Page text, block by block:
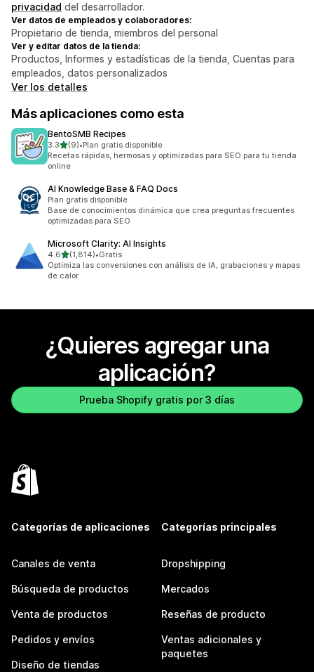
privacidad del desarrollador.
Ver datos de empleados y colaboradores:
Propietario de tienda, miembros del personal
Ver y editar datos de la tienda:
Productos, Informes y estadísticas de la tienda, Cuentas para
empleados, datos personalizados
Ver los detalles
Más aplicaciones como esta
BentoSMB Recipes
3.3de 5 estrellas
(9)
9 reseñas en total
•Plan gratis disponible
Recetas rápidas, hermosas y optimizadas para SEO para tu tienda
online
AI Knowledge Base & FAQ Docs
Plan gratis disponible
Base de conocimientos dinámica que crea preguntas frecuentes
optimizadas para SEO
Microsoft Clarity: AI Insights
4.6de 5 estrellas
(1,814)
1814 reseñas en total
•Gratis
Optimiza las conversiones con análisis de IA, grabaciones y mapas
de calor
¿Quieres agregar una
aplicación?
Prueba Shopify gratis por 3 días
Categorías de aplicaciones
Canales de venta
Búsqueda de productos
Venta de productos
Pedidos y envíos
Diseño de tiendas
Categorías principales
Dropshipping
Mercados
Reseñas de producto
Ventas adicionales y
paquetes